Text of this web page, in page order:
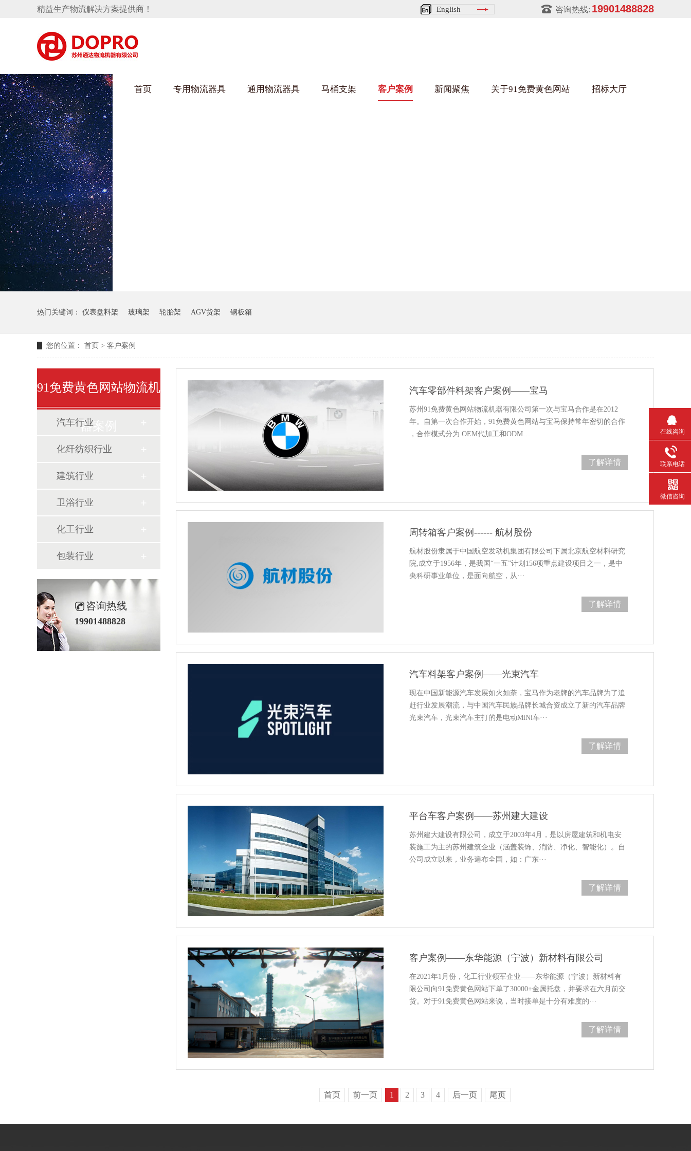
咨询热线: 19901488828
English
精益生产物流解决方案提供商！
首页 专用物流器具
91免费观看视频架
变速箱托盘
轮胎架 冲压件料架
转向机料架
悬挂料架 塑料件存放料架
减震器料架
前副车架料架
91免费污污网站架 黄片软件91免费下载架
通用物流器具
手推车
网箱
气瓶料架
马桶支架
隐藏式马桶水箱支架 客户案例
汽车行业
卫浴行业
新闻聚焦 关于91免费黄色网站 招标大厅
热门关键词： 仪表盘料架 玻璃架 轮胎架 AGV货架 钢板箱
您的位置： 首页 > 客户案例
汽车零部件料架客户案例——宝马
苏州91免费黄色网站物流机器有限公司第一次与宝马合作是在2012
年。自第一次合作开始，91免费黄色网站与宝马保持常年密切的合作
，合作模式分为 OEM代加工和ODM…
了解详情
周转箱客户案例------ 航材股份
航材股份隶属于中国航空发动机集团有限公司下属北京航空材料研究
院,成立于1956年，是我国“一五”计划156项重点建设项目之一，是中
央科研事业单位，是面向航空，从···
了解详情
汽车料架客户案例——光束汽车
现在中国新能源汽车发展如火如荼，宝马作为老牌的汽车品牌为了追
赶行业发展潮流，与中国汽车民族品牌长城合资成立了新的汽车品牌
光束汽车，光束汽车主打的是电动MiNi车···
了解详情
平台车客户案例——苏州建大建设
苏州建大建设有限公司，成立于2003年4月，是以房屋建筑和机电安
装施工为主的苏州建筑企业（涵盖装饰、消防、净化、智能化）。自
公司成立以来，业务遍布全国，如：广东···
了解详情
客户案例——东华能源（宁波）新材料有限公司
在2021年1月份，化工行业领军企业——东华能源（宁波）新材料有
限公司向91免费黄色网站下单了30000+金属托盘，并要求在六月前交
货。对于91免费黄色网站来说，当时接单是十分有难度的···
了解详情
首页 前一页 1 2 3 4 后一页 尾页
91免费黄色网站物流机
器案例
汽车行业
化纤纺织行业
建筑行业
卫浴行业
化工行业
包装行业
咨询热线
19901488828
在线咨询
联系电话
微信咨询